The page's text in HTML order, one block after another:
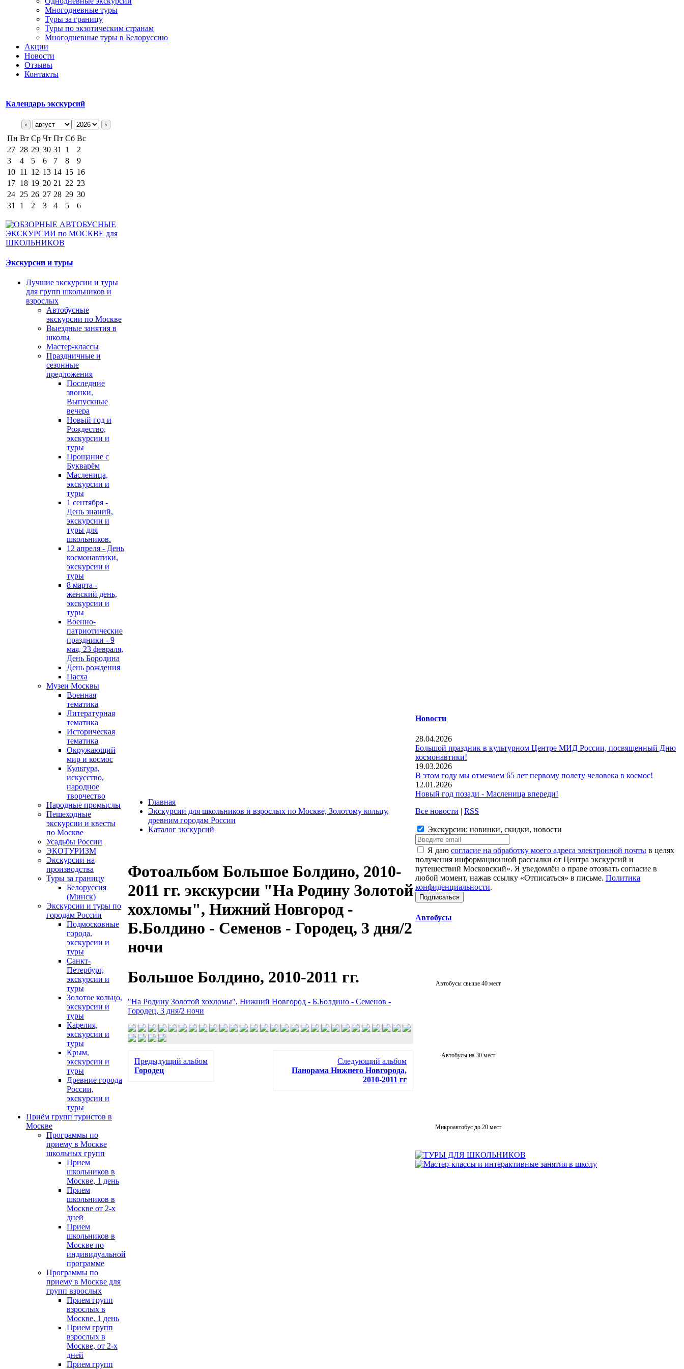
Многодневные туры
Туры за границу
Туры по экзотическим странам
Многодневные туры в Белоруссию
Акции
Новости
Отзывы
Контакты
Календарь экскурсий
‹ ›
Пн Вт Ср Чт Пт Сб Вс
27 28 29 30 31 1
2
3
4 5 6 7 8
9
10 11 12 13 14 15 16
17 18 19 20 21 22 23
24 25 26 27 28 29 30
31
1 2 3 4 5 6
Экскурсии и туры
Лучшие экскурсии и туры
для групп школьников и
взрослых
Автобусные
экскурсии по Москве
Выездные занятия в
школы
Мастер-классы
Праздничные и
сезонные
предложения
Последние
звонки,
Выпускные
вечера
Новый год и
Рождество,
экскурсии и
туры
Прощание с
Букварём
Масленица,
экскурсии и
туры
1 сентября -
День знаний,
экскурсии и
туры для
школьников.
12 апреля - День
космонавтики,
экскурсии и
туры
8 марта -
женский день,
экскурсии и
туры
Военно-
патриотические
праздники - 9
мая, 23 февраля,
День Бородина
День рождения
Пасха
Музеи Москвы
Военная
тематика
Литературная
тематика
Историческая
тематика
Окружающий
мир и космос
Культура,
искусство,
народное
творчество
Народные промыслы
Пешеходные
экскурсии и квесты
по Москве
Усадьбы России
ЭКОТУРИЗМ
Экскурсии на
производства
Туры за границу
Белоруссия
(Минск)
Экскурсии и туры по
городам России
Подмосковные
города,
экскурсии и
туры
Санкт-
Петербург,
экскурсии и
туры
Золотое кольцо,
экскурсии и
туры
Карелия,
экскурсии и
туры
Крым,
экскурсии и
туры
Древние города
России,
экскурсии и
туры
Приём групп туристов в
Москве
Программы по
приему в Москве
школьных групп
Прием
школьников в
Москве, 1 день
Прием
школьников в
Москве от 2-х
дней
Прием
школьников в
Москве по
индивидуальной
программе
Программы по
приему в Москве для
групп взрослых
Прием групп
взрослых в
Москве, 1 день
Прием групп
взрослых в
Москве, от 2-х
дней
Прием групп
Главная
Экскурсии для школьников и взрослых по Москве, Золотому кольцу,
древним городам России
Каталог экскурсий
Фотоальбом Большое Болдино, 2010-
2011 гг. экскурсии "На Родину Золотой
хохломы", Нижний Новгород -
Б.Болдино - Семенов - Городец, 3 дня/2
ночи
Большое Болдино, 2010-2011 гг.
"На Родину Золотой хохломы", Нижний Новгород - Б.Болдино - Семенов -
Городец, 3 дня/2 ночи
Предыдущий альбом
Городец
Следующий альбом
Панорама Нижнего Новгорода,
2010-2011 гг
Новости
28.04.2026
Большой праздник в культурном Центре МИД России, посвященный Дню
космонавтики!
19.03.2026
В этом году мы отмечаем 65 лет первому полету человека в космос!
12.01.2026
Новый год позади - Масленица впереди!
Все новости | RSS
Экскурсии: новинки, скидки, новости
Я даю согласие на обработку моего адреса электронной почты в целях
получения информационной рассылки от Центра экскурсий и
путешествий Московский». Я уведомлён о праве отозвать согласие в
любой момент, нажав ссылку «Отписаться» в письме. Политика
конфиденциальности.
Автобусы
Автобусы свыше 40 мест
Автобусы на 30 мест
Микроавтобус до 20 мест